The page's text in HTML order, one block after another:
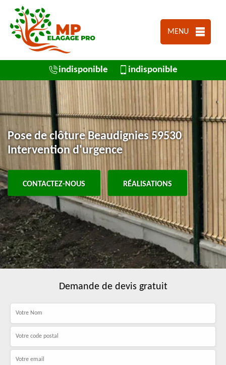
MENU
indisponible indisponible
Pose de clôture Beaudignies 59530
Intervention d'urgence
CONTACTEZ-NOUS RÉALISATIONS
Demande de devis gratuit